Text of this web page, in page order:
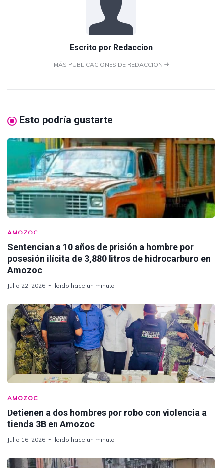
Escrito por Redaccion
MÁS PUBLICACIONES DE REDACCION
Esto podría gustarte
AMOZOC
Sentencian a 10 años de prisión a hombre por
posesión ilícita de 3,880 litros de hidrocarburo en
Amozoc
Julio 22, 2026 leido hace un minuto
AMOZOC
Detienen a dos hombres por robo con violencia a
tienda 3B en Amozoc
Julio 16, 2026 leido hace un minuto